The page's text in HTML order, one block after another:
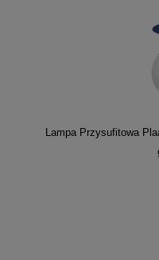
Lampa Przysufitowa